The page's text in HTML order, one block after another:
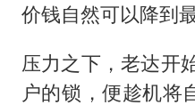
价钱自然可以降到最
压力之下，老达开
户的锁，便趁机将